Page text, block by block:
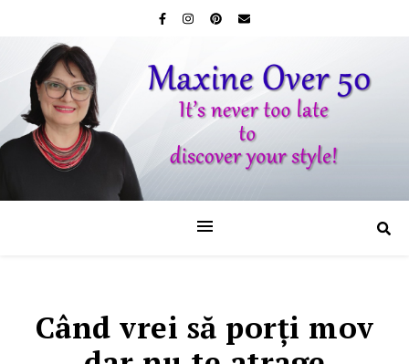
Când vrei să porţi mov